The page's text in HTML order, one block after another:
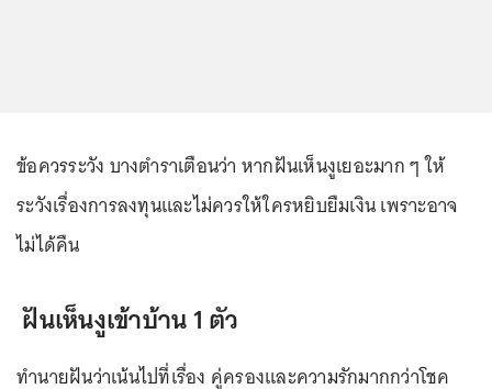
ข้อควรระวัง บางตำราเตือนว่า หากฝันเห็นงูเยอะมาก ๆ ให้
ระวังเรื่องการลงทุนและไม่ควรให้ใครหยิบยืมเงิน เพราะอาจ
ไม่ได้คืน
ฝันเห็นงูเข้าบ้าน 1 ตัว
ทำนายฝันว่าเน้นไปที่เรื่อง คู่ครองและความรักมากกว่าโชค